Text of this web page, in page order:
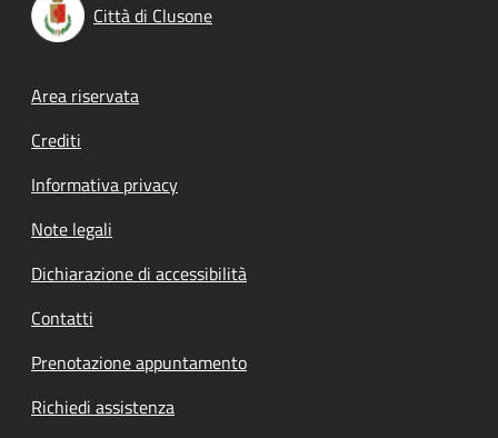
Città di Clusone
Footer menu
Area riservata
Crediti
Informativa privacy
Note legali
Dichiarazione di accessibilità
Contatti
Prenotazione appuntamento
Richiedi assistenza